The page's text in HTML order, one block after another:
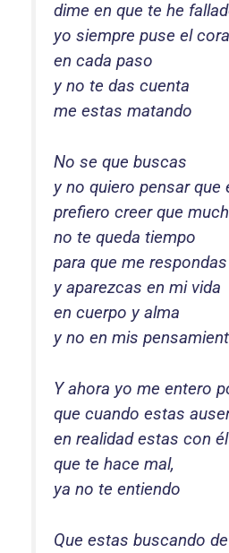
dime en que te he
yo siempre puse el
en cada paso
y no te das cuenta
me estas matando
No se que buscas
y no quiero pensar que
prefiero creer que
no te queda tiempo
para que me respondas
y aparezcas en mi vida
en cuerpo y alma
y no en mis
Y ahora yo me entero
que cuando estas
en realidad estas con él
que te hace mal,
ya no te entiendo
Que estas buscando